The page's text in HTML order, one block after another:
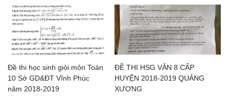
Đề thi học sinh giỏi môn Toán
10 Sở GD&ĐT Vĩnh Phúc
năm 2018-2019
ĐỀ THI HSG VĂN 8 CẤP
HUYỆN 2018-2019 QUẢNG
XƯƠNG